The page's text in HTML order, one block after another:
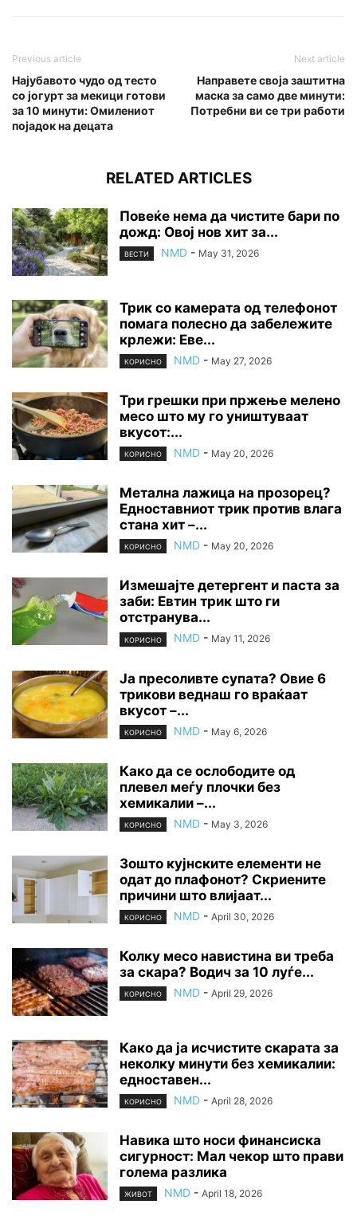
Previous article
Најубавото чудо од тесто
со јогурт за мекици готови
за 10 минути: Омилениот
појадок на децата
Next article
Направете своја заштитна
маска за само две минути:
Потребни ви се три работи
RELATED ARTICLES
Повеќе нема да чистите бари по
дожд: Овој нов хит за...
ВЕСТИ NMD - May 31, 2026
Трик со камерата од телефонот
помага полесно да забележите
крлежи: Еве...
КОРИСНО NMD - May 27, 2026
Три грешки при пржење мелено
месо што му го уништуваат
вкусот:...
КОРИСНО NMD - May 20, 2026
Метална лажица на прозорец?
Едноставниот трик против влага
стана хит –...
КОРИСНО NMD - May 20, 2026
Измешајте детергент и паста за
заби: Евтин трик што ги
отстранува...
КОРИСНО NMD - May 11, 2026
Ја пресоливте супата? Овие 6
трикови веднаш го враќаат
вкусот –...
КОРИСНО NMD - May 6, 2026
Како да се ослободите од
плевел меѓу плочки без
хемикалии –...
КОРИСНО NMD - May 3, 2026
Зошто кујнските елементи не
одат до плафонот? Скриените
причини што влијаат...
КОРИСНО NMD - April 30, 2026
Колку месо навистина ви треба
за скара? Водич за 10 луѓе...
КОРИСНО NMD - April 29, 2026
Како да ја исчистите скарата за
неколку минути без хемикалии:
едноставен...
КОРИСНО NMD - April 28, 2026
Навика што носи финансиска
сигурност: Мал чекор што прави
голема разлика
ЖИВОТ NMD - April 18, 2026